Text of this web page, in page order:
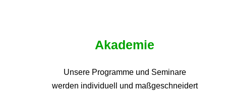
Akademie
Unsere Programme und Seminare
werden individuell und maßgeschneidert